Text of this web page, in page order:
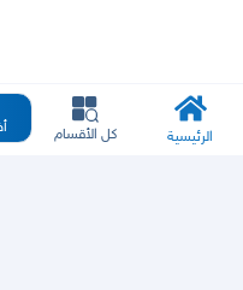
الرئيسية كل الأقسام